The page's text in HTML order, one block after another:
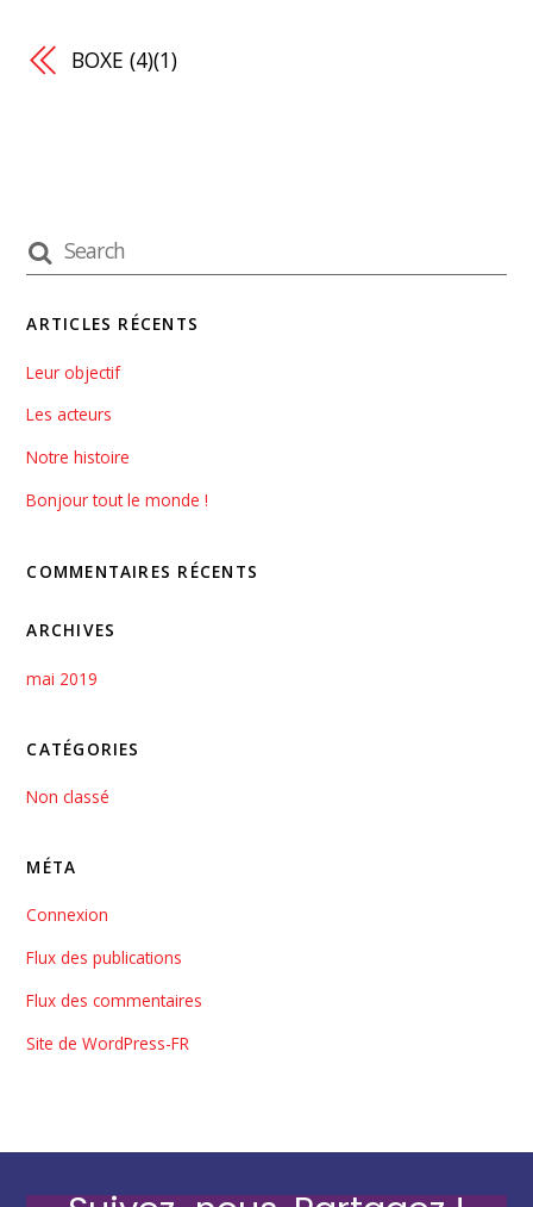
BOXE (4)(1)
ARTICLES RÉCENTS
Leur objectif
Les acteurs
Notre histoire
Bonjour tout le monde !
COMMENTAIRES RÉCENTS
ARCHIVES
mai 2019
CATÉGORIES
Non classé
MÉTA
Connexion
Flux des publications
Flux des commentaires
Site de WordPress-FR